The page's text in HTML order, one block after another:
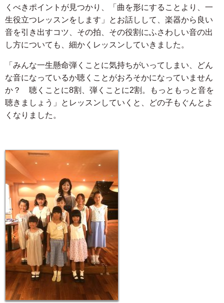
くべきポイントが見つかり、「曲を形にすることより、一
生役立つレッスンをします」とお話しして、楽器から良い
音を引き出すコツ、その拍、その役割にふさわしい音の出
し方についても、細かくレッスンしていきました。
「みんな一生懸命弾くことに気持ちがいってしまい、どん
な音になっているか聴くことがおろそかになっていません
か？ 聴くことに8割、弾くことに2割。もっともっと音を
聴きましょう」とレッスンしていくと、どの子もぐんとよ
くなりました。